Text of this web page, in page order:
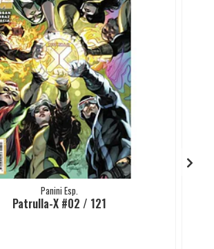
Panini Esp.
Patrulla-X #02 / 121